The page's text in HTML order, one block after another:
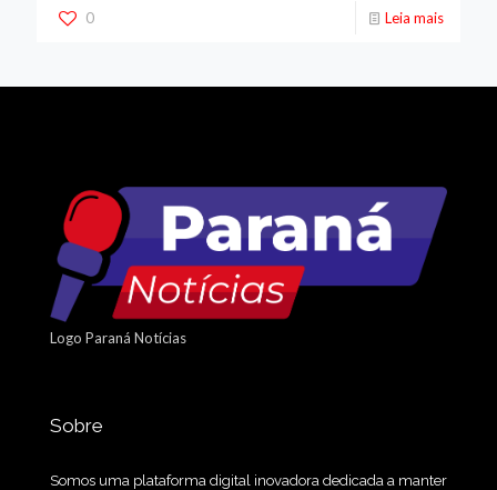
0 Leia mais
Logo Paraná Notícias
Sobre
Somos uma plataforma digital inovadora dedicada a manter